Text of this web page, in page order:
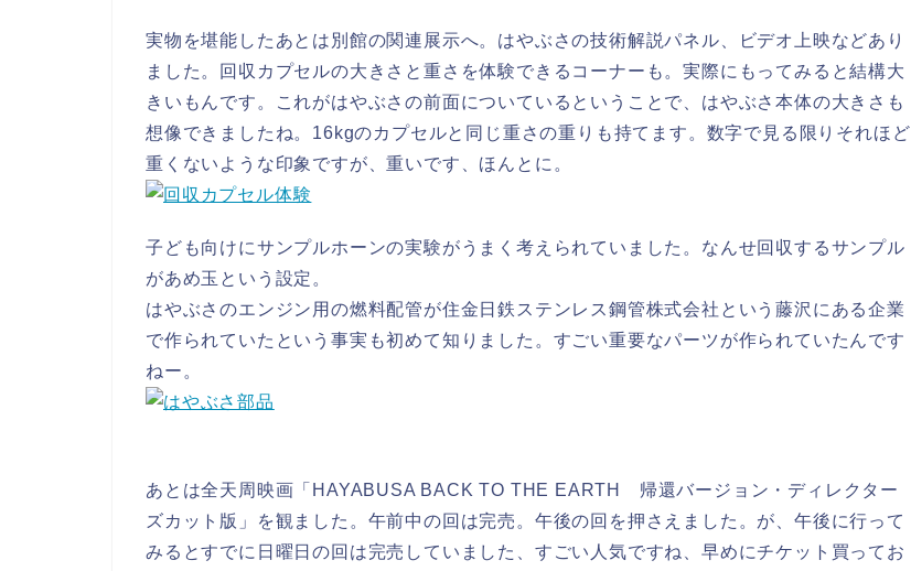
実物を堪能したあとは別館の関連展示へ。はやぶさの技術解説パネル、ビデオ上映などあり
ました。回収カプセルの大きさと重さを体験できるコーナーも。実際にもってみると結構大
きいもんです。これがはやぶさの前面についているということで、はやぶさ本体の大きさも
想像できましたね。16kgのカプセルと同じ重さの重りも持てます。数字で見る限りそれほど
重くないような印象ですが、重いです、ほんとに。
子ども向けにサンプルホーンの実験がうまく考えられていました。なんせ回収するサンプル
があめ玉という設定。
はやぶさのエンジン用の燃料配管が住金日鉄ステンレス鋼管株式会社という藤沢にある企業
で作られていたという事実も初めて知りました。 すごい重要なパーツが作られていたんです
ねー。
あとは全天周映画「HAYABUSA BACK TO THE EARTH 帰還バージョン・ディレクター
ズカット版」を観ました。午前中の回は完売。午後の回を押さえました。が、午後に行って
みるとすでに日曜日の回は完売していました、すごい人気ですね、早めにチケット買ってお